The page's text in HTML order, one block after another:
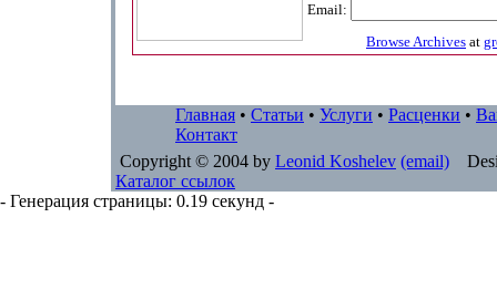
Email:
Browse Archives at
Главная • Статьи • Услуги • Расценки •
Контакт
Copyright © 2004 by Leonid Koshelev (email)
Каталог ссылок
- Генерация страницы: 0.19 секунд -